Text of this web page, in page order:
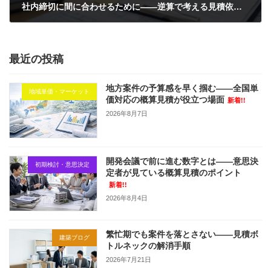
社内締切に間に合わせるために——逆算で考える見積依頼の進め方
最近の投稿
地域単価・マーケット
地方案件の予算感を早く掴む——全国単
価対応の概算見積が役立つ場面 新着!!
2026年8月7日
初期検討・意思決定
開発会議で前に進む数字とは——意思決
定者が見ている概算見積のポイント
新着!!
2026年8月4日
建築ブログ
繁忙期でも案件を落とさない——見積ボ
トルネックの解消手順
2026年7月21日